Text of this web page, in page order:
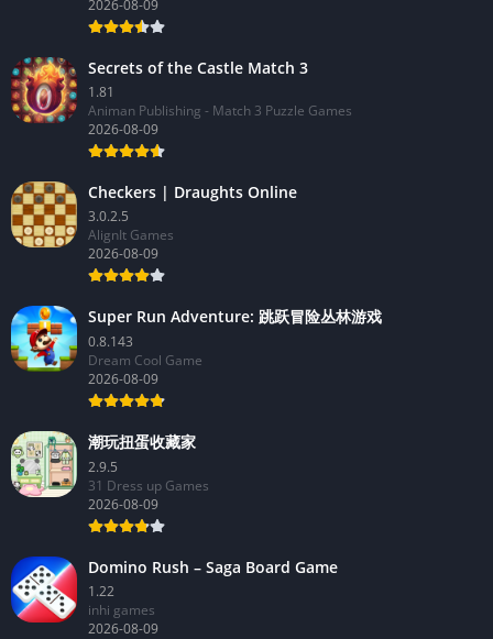
2026-08-09
Secrets of the Castle Match 3
1.81
Animan Publishing - Match 3 Puzzle Games
2026-08-09
Checkers | Draughts Online
3.0.2.5
AlignIt Games
2026-08-09
Super Run Adventure: 跳跃冒险丛林游戏
0.8.143
Dream Cool Game
2026-08-09
潮玩扭蛋收藏家
2.9.5
31 Dress up Games
2026-08-09
Domino Rush – Saga Board Game
1.22
inhi games
2026-08-09